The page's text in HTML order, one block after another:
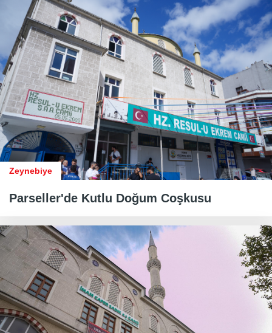
Zeynebiye
​​​​​​​Parseller'de Kutlu Doğum Coşkusu